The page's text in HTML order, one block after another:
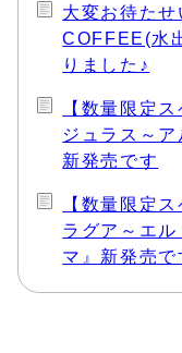
大変お待た
COFFEE(水
りました♪
【数量限定
ジュラス～ア
新発売です
【数量限定
ラグア～エ
マ』新発売で